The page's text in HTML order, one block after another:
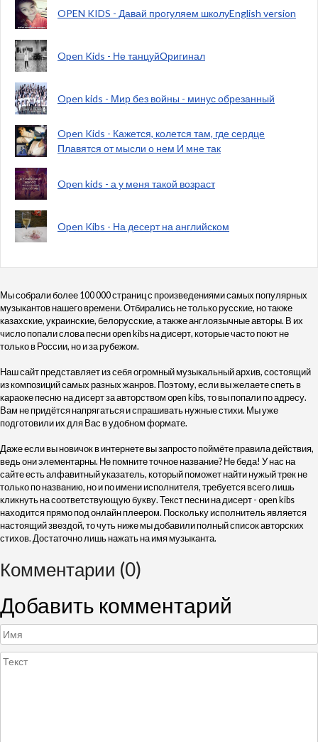
OPEN KIDS - Давай прогуляем школуEnglish version
Open Kids - Не танцуйОригинал
Open kids - Мир без войны - минус обрезанный
Open Kids - Кажется, колется там, где сердце
Плавятся от мысли о нем И мне так
Open kids - а у меня такой возраст
Open Kibs - На десерт на английском
Мы собрали более 100 000 страниц с произведениями самых популярных
музыкантов нашего времени. Отбирались не только русские, но также
казахские, украинские, белорусские, а также англоязычные авторы. В их
число попали слова песни open kibs на дисерт, которые часто поют не
только в России, но и за рубежом.
Наш сайт представляет из себя огромный музыкальный архив, состоящий
из композиций самых разных жанров. Поэтому, если вы желаете спеть в
караоке песню на дисерт за авторством open kibs, то вы попали по адресу.
Вам не придётся напрягаться и спрашивать нужные стихи. Мы уже
подготовили их для Вас в удобном формате.
Даже если вы новичок в интернете вы запросто поймёте правила действия,
ведь они элементарны. Не помните точное название? Не беда! У нас на
сайте есть алфавитный указатель, который поможет найти нужый трек не
только по названию, но и по имени исполнителя, требуется всего лишь
кликнуть на соответствующую букву. Текст песни на дисерт - open kibs
находится прямо под онлайн плеером. Поскольку исполнитель является
настоящий звездой, то чуть ниже мы добавили полный список авторских
стихов. Достаточно лишь нажать на имя музыканта.
Комментарии (0)
Добавить комментарий